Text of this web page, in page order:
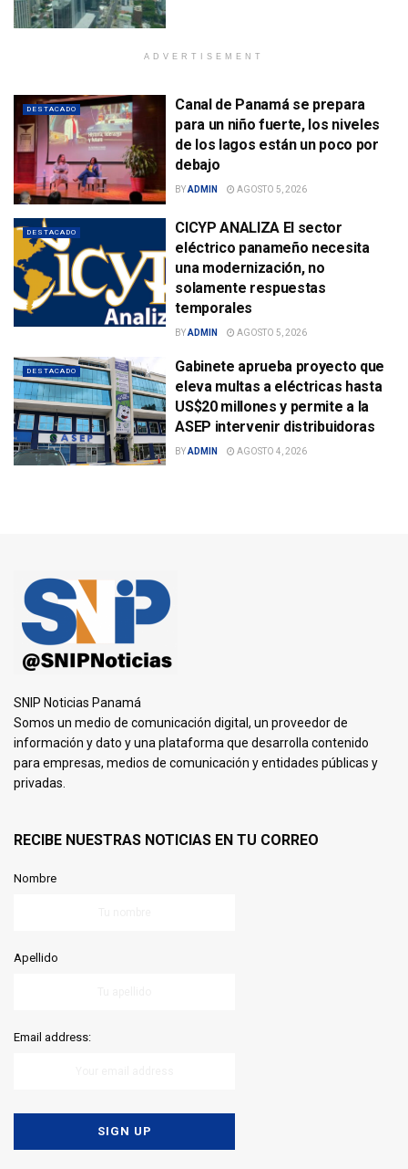
ADVERTISEMENT
DESTACADO
Canal de Panamá se prepara
para un niño fuerte, los niveles
de los lagos están un poco por
debajo
BYADMIN AGOSTO 5, 2026
DESTACADO
CICYP ANALIZA El sector
eléctrico panameño necesita
una modernización, no
solamente respuestas
temporales
BYADMIN AGOSTO 5, 2026
DESTACADO
Gabinete aprueba proyecto que
eleva multas a eléctricas hasta
US$20 millones y permite a la
ASEP intervenir distribuidoras
BYADMIN AGOSTO 4, 2026
SNIP Noticias Panamá
Somos un medio de comunicación digital, un proveedor de
información y dato y una plataforma que desarrolla contenido
para empresas, medios de comunicación y entidades públicas y
privadas.
RECIBE NUESTRAS NOTICIAS EN TU CORREO
Nombre
Apellido
Email address: